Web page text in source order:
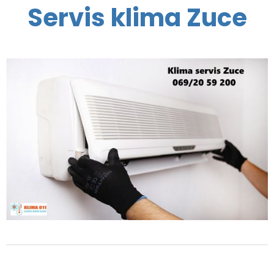
Servis klima Zuce